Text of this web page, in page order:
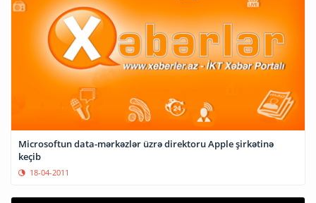
Microsoftun data-mərkəzlər üzrə direktoru Apple şirkətinə
keçib
18-04-2011